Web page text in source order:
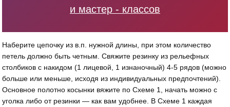
и мастер - классов
Наберите цепочку из в.п. нужной длины, при этом количество
петель должно быть четным. Свяжите резинку из рельефных
столбиков с накидом (1 лицевой, 1 изнаночный) 4-5 рядов (можно
больше или меньше, исходя из индивидуальных предпочтений).
Основное полотно косынки вяжите по Схеме 1, начать можно с
уголка либо от резинки — как вам удобнее. В Схеме 1 каждая